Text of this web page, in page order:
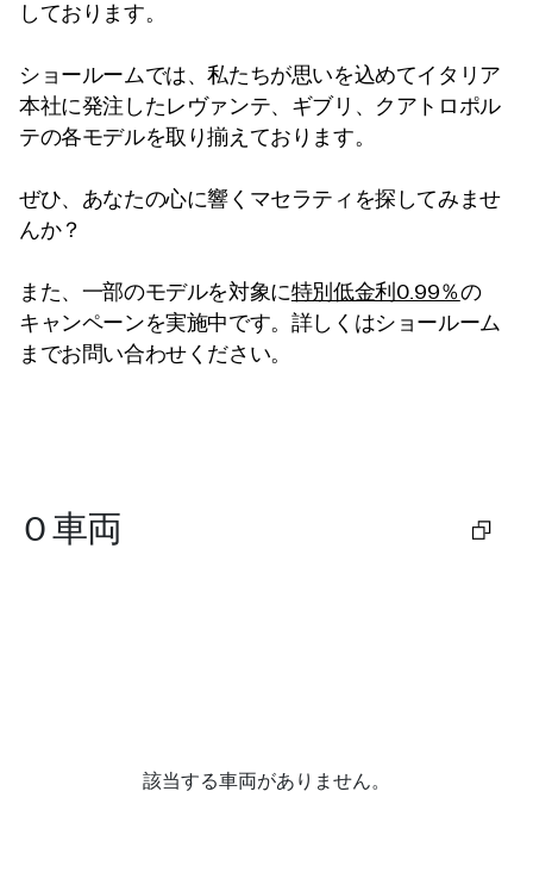
しております。
ショールームでは、私たちが思いを込めてイタリア
本社に発注したレヴァンテ、ギブリ、クアトロポル
テの各モデルを取り揃えております。
ぜひ、あなたの心に響くマセラティを探してみませ
んか？
また、一部のモデルを対象に特別低金利0.99％の
キャンペーンを実施中です。詳しくはショールーム
までお問い合わせください。
0車両
該当する車両がありません。